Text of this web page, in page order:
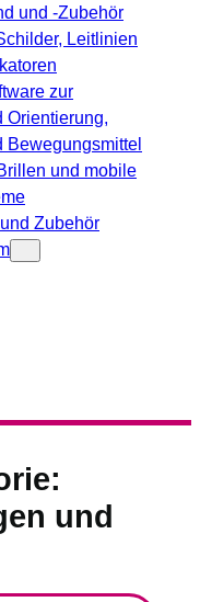
und -Zubehör
Leitlinien
zur
Orientierung,
Bewegungsmittel
und mobile
Zubehör
und